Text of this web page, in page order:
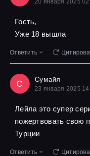
20 января 2025
Гость,
Уже 18 вышла
Ответить
С Сумайя
23 января 2025
Лейла это супер
пожертвовать свою
Турции
Ответить